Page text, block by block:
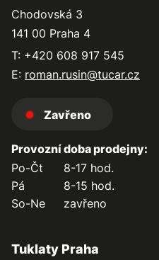
Chodovská 3
141 00 Praha 4
T: +420 608 917 545
E: roman.rusin@tucar.cz
Zavřeno
Provozní doba prodejny:
Po-Čt
8-17 hod.
Pá
8-15 hod.
So-Ne
zavřeno
Tuklaty Praha